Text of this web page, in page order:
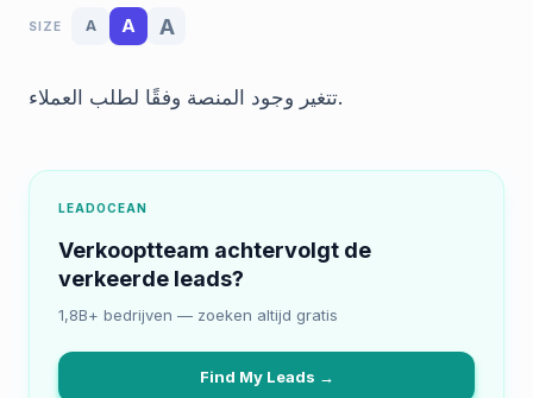
SIZE A A A
تتغير وجود المنصة وفقًا لطلب العملاء.
LEADOCEAN
Verkooptteam achtervolgt de
verkeerde leads?
1,8B+ bedrijven — zoeken altijd gratis
Find My Leads →